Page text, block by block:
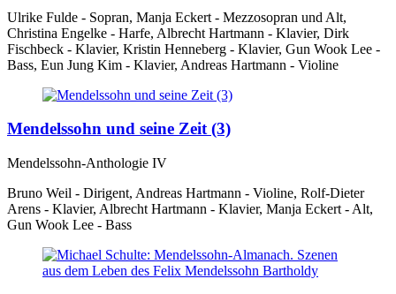
Ulrike Fulde - Sopran, Manja Eckert - Mezzosopran und Alt,
Christina Engelke - Harfe, Albrecht Hartmann - Klavier, Dirk
Fischbeck - Klavier, Kristin Henneberg - Klavier, Gun Wook Lee -
Bass, Eun Jung Kim - Klavier, Andreas Hartmann - Violine
Mendelssohn und seine Zeit (3)
Mendelssohn-Anthologie IV
Bruno Weil - Dirigent, Andreas Hartmann - Violine, Rolf-Dieter
Arens - Klavier, Albrecht Hartmann - Klavier, Manja Eckert - Alt,
Gun Wook Lee - Bass